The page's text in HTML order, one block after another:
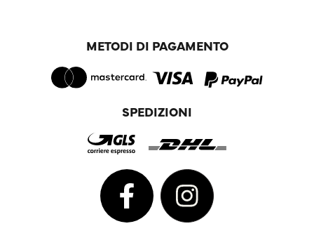
METODI DI PAGAMENTO
SPEDIZIONI